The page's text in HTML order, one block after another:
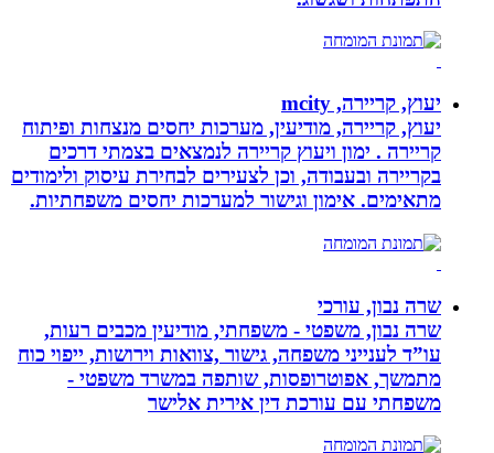
יעוץ, קריירה, mcity
יעוץ, קריירה, מודיעין, מערכות יחסים מנצחות ופיתוח
קריירה . ימון ויעוץ קריירה לנמצאים בצמתי דרכים
בקריירה ובעבודה, וכן לצעירים לבחירת עיסוק ולימודים
מתאימים. אימון וגישור למערכות יחסים משפחתיות.
שרה נבון, עורכי
שרה נבון, משפטי - משפחתי, מודיעין מכבים רעות,
עו”ד לענייני משפחה, גישור ,צוואות וירושות, ייפוי כוח
מתמשך, אפוטרופסות, שותפה במשרד משפטי -
משפחתי עם עורכת דין אירית אלישר